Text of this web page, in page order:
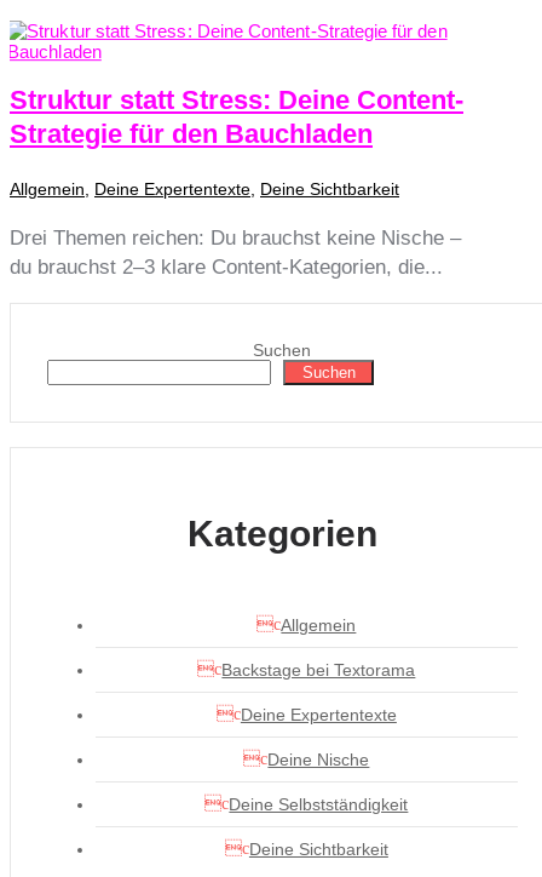
Struktur statt Stress: Deine Content-
Strategie für den Bauchladen
Allgemein Deine Expertentexte Deine Sichtbarkeit
Drei Themen reichen: Du brauchst keine Nische –
du brauchst 2–3 klare Content-Kategorien, die...
Suchen
Suchen
Kategorien
Allgemein
Backstage bei Textorama
Deine Expertentexte
Deine Nische
Deine Selbstständigkeit
Deine Sichtbarkeit